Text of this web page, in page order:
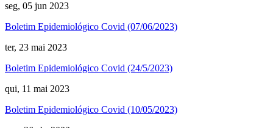
seg, 05 jun 2023
Boletim Epidemiológico Covid (07/06/2023)
ter, 23 mai 2023
Boletim Epidemiológico Covid (24/5/2023)
qui, 11 mai 2023
Boletim Epidemiológico Covid (10/05/2023)